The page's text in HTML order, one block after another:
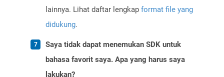
lainnya. Lihat daftar lengkap format file yang
didukung.
Saya tidak dapat menemukan SDK untuk
bahasa favorit saya. Apa yang harus saya
lakukan?